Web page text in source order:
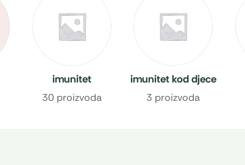
imunitet
30 proizvoda
imunitet kod djece
3 proizvoda